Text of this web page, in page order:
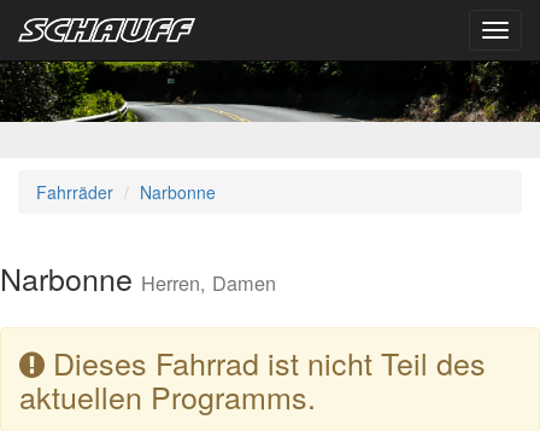
Fahrräder Narbonne
Narbonne Herren, Damen
Dieses Fahrrad ist nicht Teil des
aktuellen Programms.